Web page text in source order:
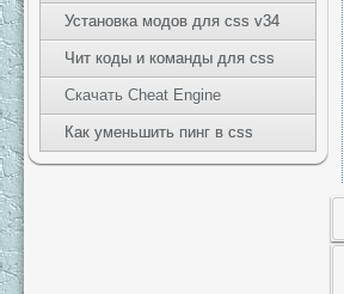
Установка модов для css v34
Чит коды и команды для css
Скачать Cheat Engine
Как уменьшить пинг в css